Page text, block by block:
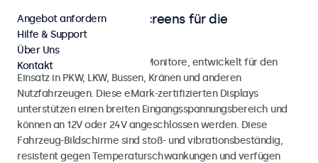
Monitore und Touchscreens für die
Fahrzeugintegration
Monitore und Touchscreen-Monitore, entwickelt für den
Einsatz in PKW, LKW, Bussen, Kränen und anderen
Nutzfahrzeugen. Diese eMark-zertifizierten Displays
unterstützen einen breiten Eingangsspannungsbereich und
können an 12V oder 24V angeschlossen werden. Diese
Fahrzeug-Bildschirme sind stoß- und vibrationsbeständig,
resistent gegen Temperaturschwankungen und verfügen
Angebot anfordern
Hilfe & Support
Über Uns
Kontakt